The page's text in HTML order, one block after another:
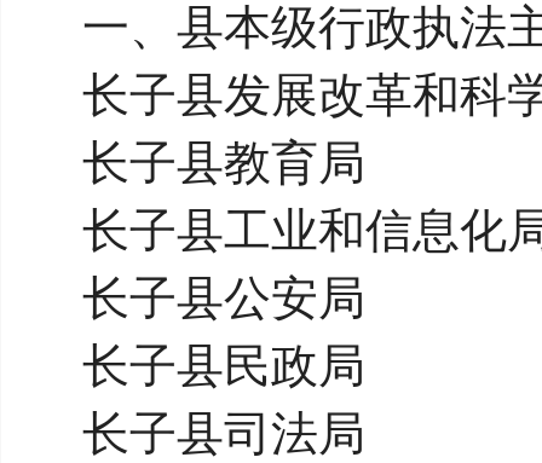
一、县本级行政执法
长子县发展改革和科
长子县教育局
长子县工业和信息化
长子县公安局
长子县民政局
长子县司法局